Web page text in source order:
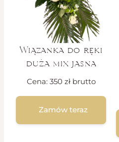
Wiązanka do ręki
duża mix jasna
Cena: 350 zł brutto
Zamów teraz